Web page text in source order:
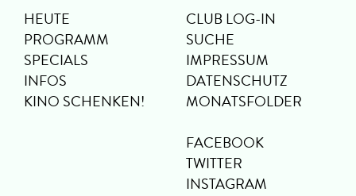
HEUTE
PROGRAMM
SPECIALS
INFOS
KINO SCHENKEN!
CLUB LOG-IN
SUCHE
IMPRESSUM
DATENSCHUTZ
MONATSFOLDER
FACEBOOK
TWITTER
INSTAGRAM